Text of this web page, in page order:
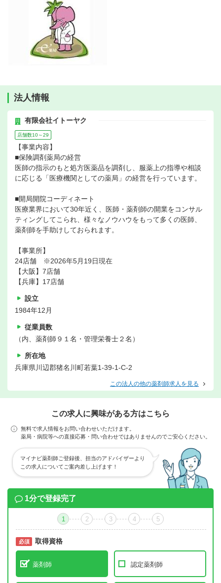
法人情報
有限会社イトーヤク
店舗数10～29
【事業内容】
■保険調剤薬局の経営
医師の指示のもと処方医薬品を調剤し、服薬上の指導や相談
に応じる「医療機関としての薬局」の経営を行っています。
■開局開院コーディネート
医療業界において30年近く、医師・薬剤師の開業をコンサル
ティングしてこられ、様々なノウハウをもって多くの医師、
薬剤師を手助けしておられます。
【事業所】
24店舗 ※2026年5月19日現在
【大阪】7店舗
【兵庫】17店舗
設立
1984年12月
従業員数
（内、薬剤師９１名・管理栄養士２名）
所在地
兵庫県川辺郡猪名川町若葉1-39-1-C-2
この法人の他の薬剤師求人を見る
この求人に興味がある方はこちら
無料で求人情報をお問い合わせいただけます。
薬局・病院等への直接応募・問い合わせではありませんのでご安心ください。
マイナビ薬剤師ご登録後、担当のアドバイザーより
この求人についてご案内差し上げます！
1分で登録完了
1 2 3 4 5
必須 取得資格
薬剤師 認定薬剤師